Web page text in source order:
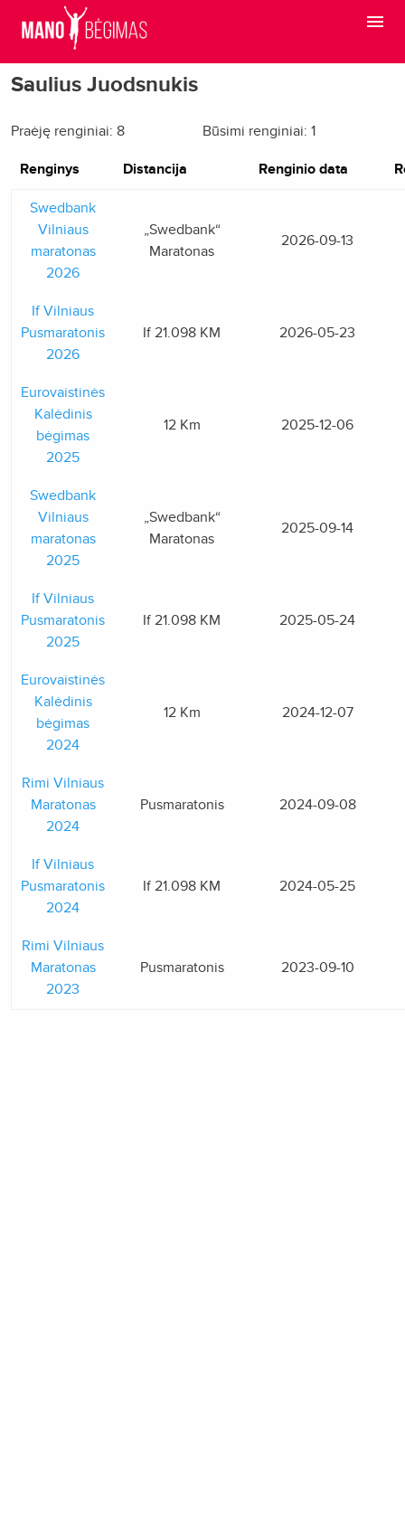
Saulius Juodsnukis
Praėję renginiai: 8 Būsimi renginiai: 1
Renginys Distancija Renginio data
Swedbank
Vilniaus
maratonas
2026
„Swedbank“
Maratonas
2026-09-13
If Vilniaus
Pusmaratonis
2026
If 21.098 KM 2026-05-23
Eurovaistinės
Kalėdinis
bėgimas
2025
12 Km 2025-12-06
Swedbank
Vilniaus
maratonas
2025
„Swedbank“
Maratonas
2025-09-14
If Vilniaus
Pusmaratonis
2025
If 21.098 KM 2025-05-24
Eurovaistinės
Kalėdinis
bėgimas
2024
12 Km 2024-12-07
Rimi Vilniaus
Maratonas
2024
Pusmaratonis 2024-09-08
If Vilniaus
Pusmaratonis
2024
If 21.098 KM 2024-05-25
Rimi Vilniaus
Maratonas
2023
Pusmaratonis 2023-09-10